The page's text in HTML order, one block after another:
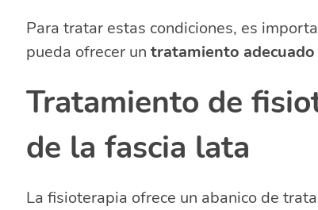
Para tratar estas condiciones, es
pueda ofrecer un tratamiento
Tratamiento de
de la fascia lata
La fisioterapia ofrece un abanico de